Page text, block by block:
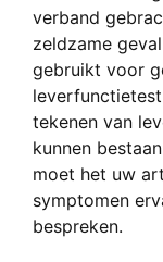
verband
zeldzame
gebruikt voor
tekenen van
kunnen
moet het uw
symptomen
bespreken.